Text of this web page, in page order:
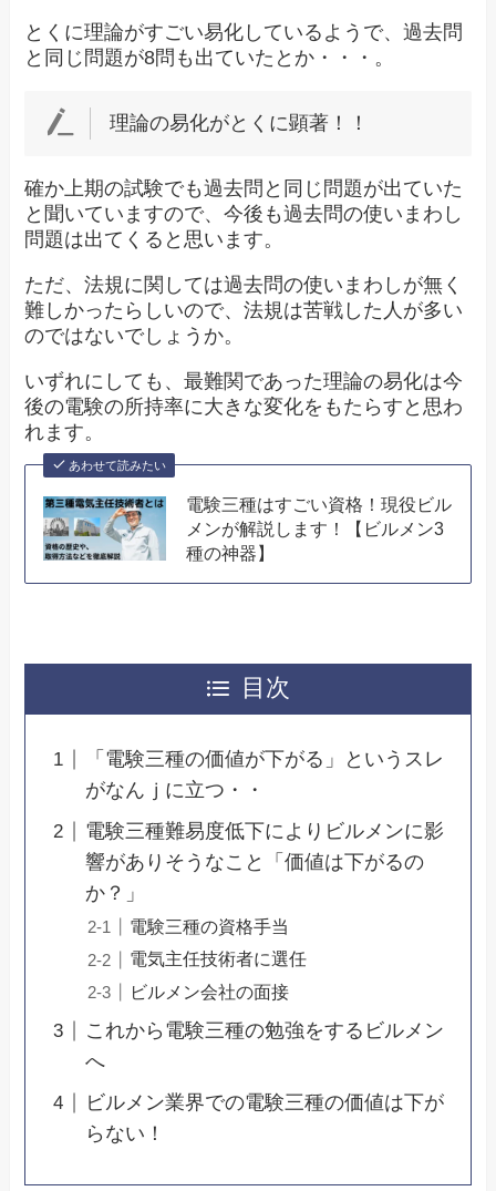
とくに理論がすごい易化しているようで、過去問
と同じ問題が8問も出ていたとか・・・。
理論の易化がとくに顕著！！
確か上期の試験でも過去問と同じ問題が出ていた
と聞いていますので、今後も過去問の使いまわし
問題は出てくると思います。
ただ、法規に関しては過去問の使いまわしが無く
難しかったらしいので、法規は苦戦した人が多い
のではないでしょうか。
いずれにしても、最難関であった理論の易化は今
後の電験の所持率に大きな変化をもたらすと思わ
れます。
あわせて読みたい
電験三種はすごい資格！現役ビル
メンが解説します！【ビルメン3
種の神器】
目次
「電験三種の価値が下がる」というスレ
がなんｊに立つ・・
電験三種難易度低下によりビルメンに影
響がありそうなこと「価値は下がるの
か？」
電験三種の資格手当
電気主任技術者に選任
ビルメン会社の面接
これから電験三種の勉強をするビルメン
へ
ビルメン業界での電験三種の価値は下が
らない！